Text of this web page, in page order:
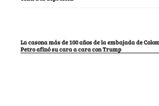
La casona más de 100 años de la embajada de
Petro afinó su cara a cara con Trump